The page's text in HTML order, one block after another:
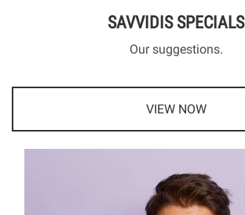
SAVVIDIS SPECIALS
Our suggestions.
VIEW NOW